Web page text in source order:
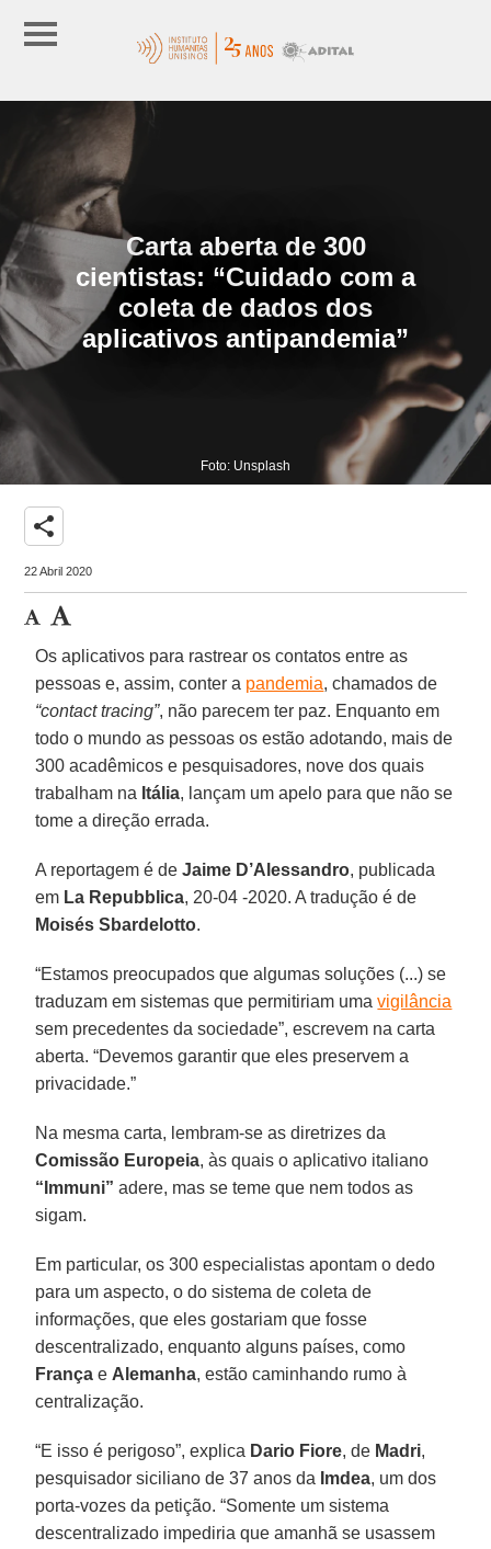
Carta aberta de 300
cientistas: “Cuidado com a
coleta de dados dos
aplicativos antipandemia”
Foto: Unsplash
share
22 Abril 2020
Os aplicativos para rastrear os contatos entre as
pessoas e, assim, conter a pandemia, chamados de
“contact tracing”, não parecem ter paz. Enquanto em
todo o mundo as pessoas os estão adotando, mais de
300 acadêmicos e pesquisadores, nove dos quais
trabalham na Itália, lançam um apelo para que não se
tome a direção errada.
A reportagem é deJaime D’Alessandro, publicada
em La Repubblica, 20-04 -2020. A tradução é de
Moisés Sbardelotto.
“Estamos preocupados que algumas soluções (...) se
traduzam em sistemas que permitiriam umavigilância
sem precedentes da sociedade”, escrevem na carta
aberta. “Devemos garantir que eles preservem a
privacidade.”
Na mesma carta, lembram-se as diretrizes da
Comissão Europeia, às quais o aplicativo italiano
“Immuni” adere, mas se teme que nem todos as
sigam.
Em particular, os 300 especialistas apontam o dedo
para um aspecto, o do sistema de coleta de
informações, que eles gostariam que fosse
descentralizado, enquanto alguns países, como
França e Alemanha, estão caminhando rumo à
centralização.
“E isso é perigoso”, explica Dario Fiore, de Madri,
pesquisador siciliano de 37 anos da Imdea, um dos
porta-vozes da petição. “Somente um sistema
descentralizado impediria que amanhã se usassem